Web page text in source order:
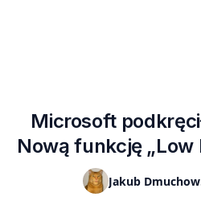
Microsoft
Nową funkcję „Low
możemy